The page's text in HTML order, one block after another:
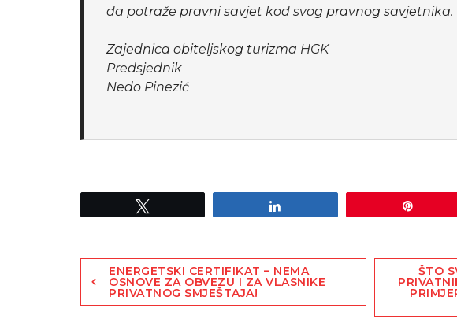
da potraže pravni savjet kod svog pravnog savjetnika.
Zajednica obiteljskog turizma HGK
Predsjednik
Nedo Pinezić
ENERGETSKI CERTIFIKAT – NEMA
OSNOVE ZA OBVEZU I ZA VLASNIKE
PRIVATNOG SMJEŠTAJA!
ŠTO